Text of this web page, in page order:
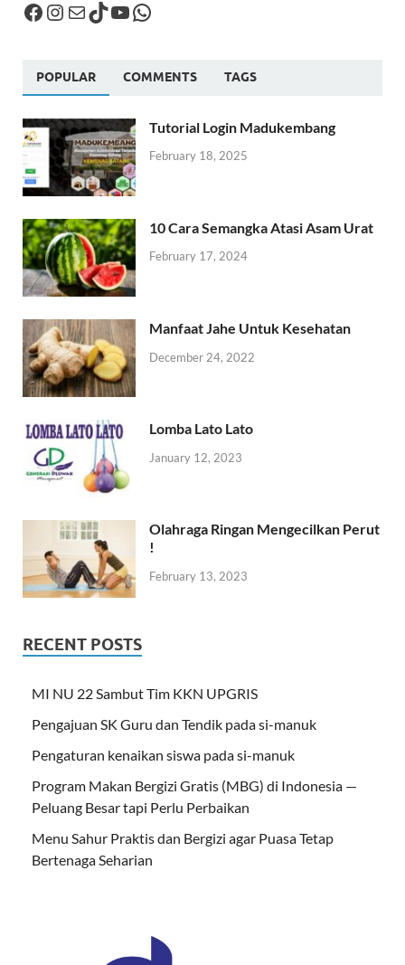
POPULAR COMMENTS TAGS
Tutorial Login Madukembang
February 18, 2025
10 Cara Semangka Atasi Asam Urat
February 17, 2024
Manfaat Jahe Untuk Kesehatan
December 24, 2022
Lomba Lato Lato
January 12, 2023
Olahraga Ringan Mengecilkan Perut
!
February 13, 2023
RECENT POSTS
MI NU 22 Sambut Tim KKN UPGRIS
Pengajuan SK Guru dan Tendik pada si-manuk
Pengaturan kenaikan siswa pada si-manuk
Program Makan Bergizi Gratis (MBG) di Indonesia —
Peluang Besar tapi Perlu Perbaikan
Menu Sahur Praktis dan Bergizi agar Puasa Tetap
Bertenaga Seharian